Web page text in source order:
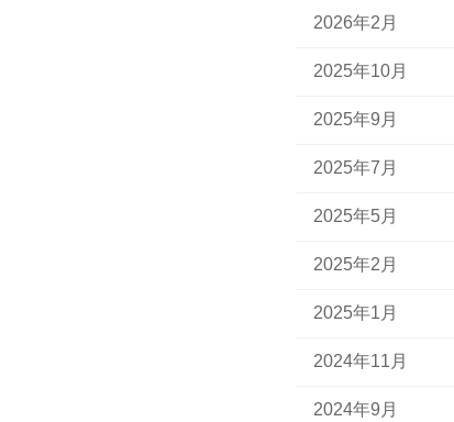
2026年2月
2025年10月
2025年9月
2025年7月
2025年5月
2025年2月
2025年1月
2024年11月
2024年9月